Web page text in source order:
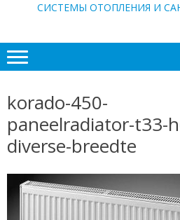
CИСТЕМЫ ОТОПЛЕНИЯ И
korado-450-
paneelradiator-t33-
diverse-breedte